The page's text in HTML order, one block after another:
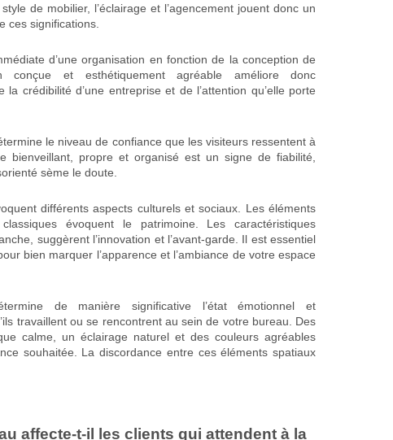
de mobilier, l’éclairage et l’agencement jouent donc un
ces significations.
d’une organisation en fonction de la conception de
et esthétiquement agréable améliore donc
crédibilité d’une entreprise et de l’attention qu’elle porte
le niveau de confiance que les visiteurs ressentent à
bienveillant, propre et organisé est un signe de fiabilité,
sème le doute.
différents aspects culturels et sociaux. Les éléments
évoquent le patrimoine. Les caractéristiques
suggèrent l’innovation et l’avant-garde. Il est essentiel
bien marquer l’apparence et l’ambiance de votre espace
de manière significative l’état émotionnel et
travaillent ou se rencontrent au sein de votre bureau. Des
calme, un éclairage naturel et des couleurs agréables
souhaitée. La discordance entre ces éléments spatiaux
affecte-t-il les clients qui attendent à la